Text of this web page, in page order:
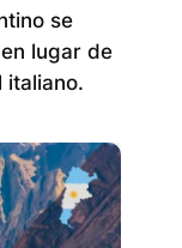
se
lugar de
italiano.